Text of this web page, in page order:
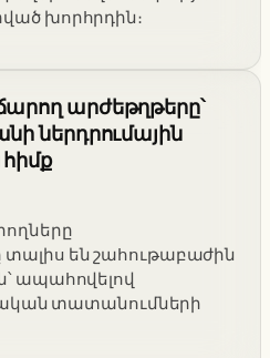
խորհրդին։
արժեթղթերը՝
ներդրումային
են շահութաբաժին
ապահովելով
տատանումների